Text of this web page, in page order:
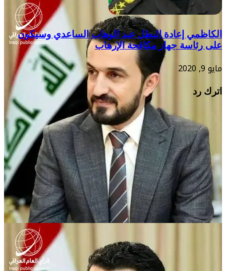
الكاظمي إعادة البطل عبد الوهاب الساعدي وسيكون
على رئاسة جهاز مكافحة الإرهاب
مايو 9, 2020
اترك رد